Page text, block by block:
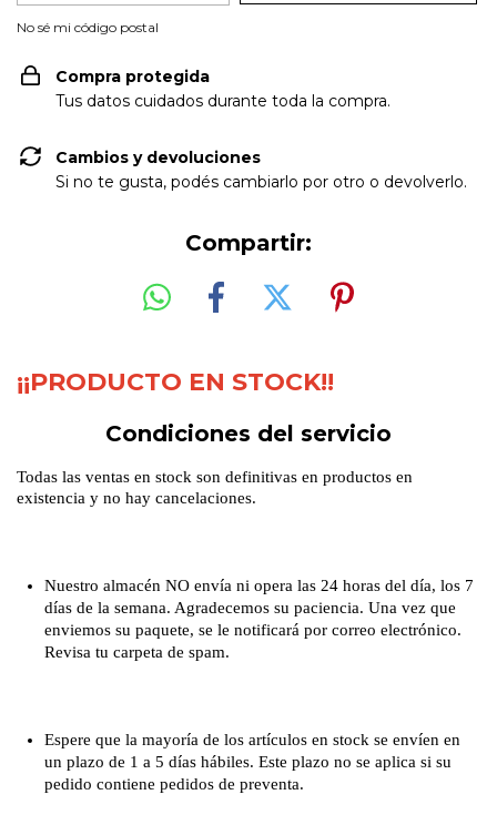
No sé mi código postal
Compra protegida
Tus datos cuidados durante toda la compra.
Cambios y devoluciones
Si no te gusta, podés cambiarlo por otro o devolverlo.
Compartir:
¡¡PRODUCTO EN STOCK!!
Condiciones del servicio
Todas las ventas en stock son definitivas en productos en
existencia y no hay cancelaciones.
Nuestro almacén NO envía ni opera las 24 horas del día, los 7
días de la semana. Agradecemos su paciencia. Una vez que
enviemos su paquete, se le notificará por correo electrónico.
Revisa tu carpeta de spam.
Espere que la mayoría de los artículos en stock se envíen en
un plazo de 1 a 5 días hábiles. Este plazo no se aplica si su
pedido contiene pedidos de preventa.